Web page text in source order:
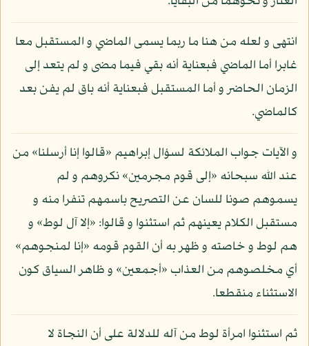
انتهى و لعله من هنا ما ربما يسمى الماضي و المستقبل معا
غابرا أما الماضي فبعناية أنه بقي فيما مضى و لم يتعد إلى
الزمان الحاضر و أما المستقبل فبعناية أنه باق لم يفن بعد
كالماضي.
و الآيات جواب الملائكة لسؤال إبراهيم «قالوا إنا أرسلنا» من
عند الله سبحانه «إلى قوم مجرمين» نكروهم و لم
يسموهم صونا للسان عن التصريح باسمهم تنفرا منه و
مستقبل الكلام يعينهم ثم استثنوا و قالوا: «إلا آل لوط» و
هم لوط و خاصته و ظهر به أن القوم قومه «إنا لمنجوهم»
أي مخلصوهم من العذاب «أجمعين» و ظاهر السياق كون
الاستثناء منقطعا.
ثم استثنوا امرأة لوط من آله للدلالة على أن النجاة لا